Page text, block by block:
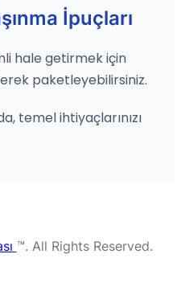
İpuçları
hale getirmek için
paketleyebilirsiniz.
temel ihtiyaçlarınızı
™. All Rights Reserved.